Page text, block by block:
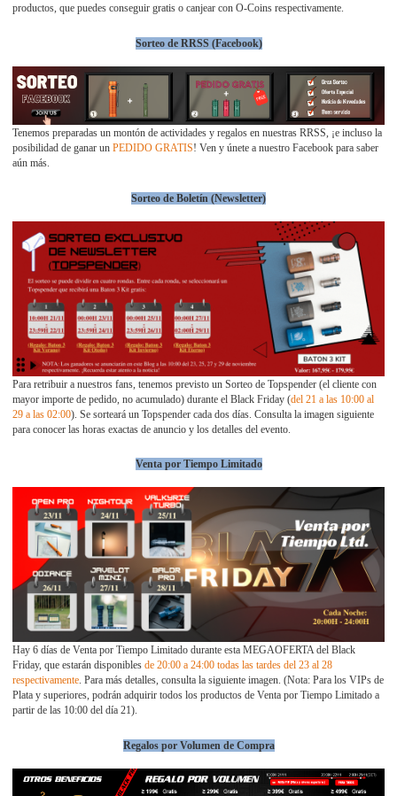
productos, que puedes conseguir gratis o canjear con O-Coins respectivamente.
Sorteo de RRSS (Facebook)
Tenemos preparadas un montón de actividades y regalos en nuestras RRSS, ¡e incluso la
posibilidad de ganar unPEDIDO GRATIS! Ven y únete a nuestro Facebook para saber
aún más.
Sorteo de Boletín (Newsletter)
Para retribuir a nuestros fans, tenemos previsto un Sorteo de Topspender (el cliente con
mayor importe de pedido, no acumulado) durante el Black Friday (del 21 a las 10:00 al
29 a las 02:00). Se sorteará un Topspender cada dos días. Consulta la imagen siguiente
para conocer las horas exactas de anuncio y los detalles del evento.
Venta por Tiempo Limitado
Hay 6 días de Venta por Tiempo Limitado durante esta MEGAOFERTA del Black
Friday, que estarán disponiblesde 20:00 a 24:00 todas las tardes del 23 al 28
respectivamente . Para más detalles, consulta la siguiente imagen. (Nota: Para los VIPs de
Plata y superiores, podrán adquirir todos los productos de Venta por Tiempo Limitado a
partir de las 10:00 del día 21).
Regalos por Volumen de Compra